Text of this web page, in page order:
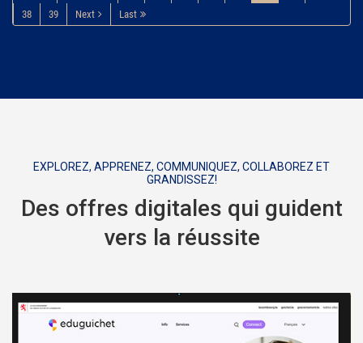
38 39 Next Last
EXPLOREZ, APPRENEZ, COMMUNIQUEZ, COLLABOREZ ET
GRANDISSEZ!
Des offres digitales qui guident
vers la réussite